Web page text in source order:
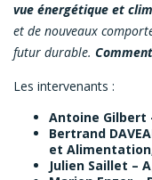
vue énergétique et
et de nouveaux
futur durable.
Les intervenants :
Antoine Gilbert
Bertrand
et
Julien Saillet –